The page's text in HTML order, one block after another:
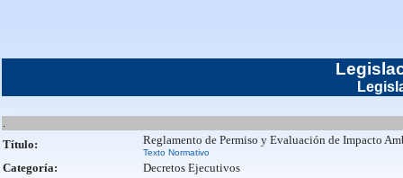
...
.
Título: Reglamento de Permiso y Evaluación de Impacto
Texto Normativo
Categoría:
Decretos Ejecutivos